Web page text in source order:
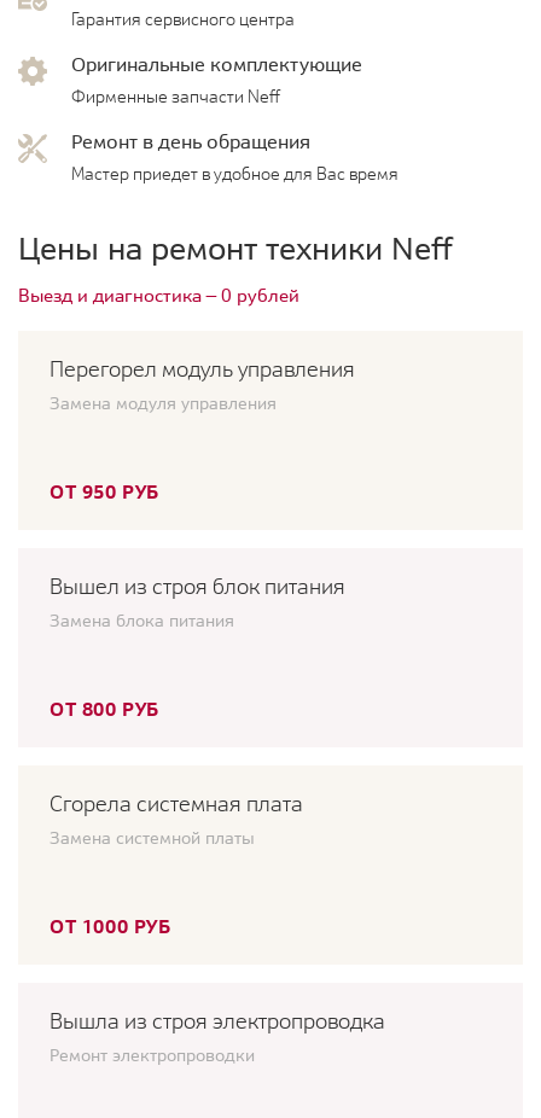
Гарантия сервисного центра
Оригинальные комплектующие
Фирменные запчасти Neff
Ремонт в день обращения
Мастер приедет в удобное для Вас время
Цены на ремонт техники Neff
Выезд и диагностика — 0 рублей
Перегорел модуль управления
Замена модуля управления
ОТ 950 РУБ
Вышел из строя блок питания
Замена блока питания
ОТ 800 РУБ
Сгорела системная плата
Замена системной платы
ОТ 1000 РУБ
Вышла из строя электропроводка
Ремонт электропроводки